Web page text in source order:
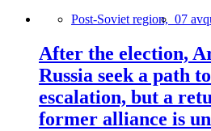
Post-Soviet region, 07
After the election,
Russia seek a path
escalation, but a
former alliance is